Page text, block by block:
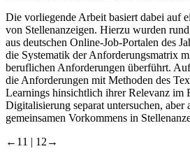
Die vorliegende Arbeit basiert dabei auf
von Stellenanzeigen. Hierzu wurden
aus deutschen Online-Job-Portalen des
die Systematik der Anforderungsmatrix
beruflichen Anforderungen überführt.
die Anforderungen mit Methoden des
Learnings hinsichtlich ihrer Relevanz im
Digitalisierung separat untersuchen, aber
gemeinsamen Vorkommens in
←11 | 12→